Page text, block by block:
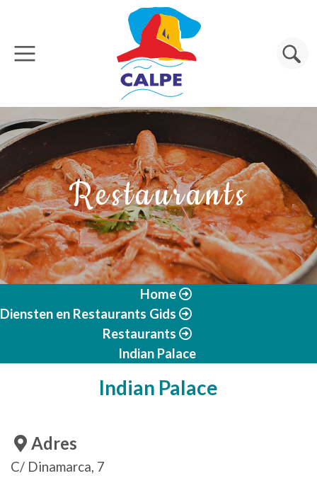
Overslaan en naar de inhoud gaan
Zoeken
Restaurants
Home
Diensten en Restaurants Gids
Restaurants
Indian Palace
Indian Palace
Adres
C/ Dinamarca, 7